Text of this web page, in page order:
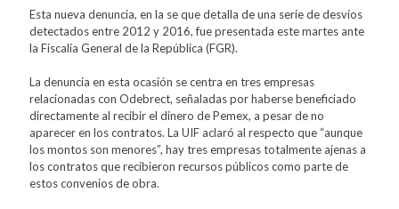
Esta nueva denuncia, en la se que detalla de una serie de desvíos
detectados entre 2012 y 2016, fue presentada este martes ante
la Fiscalía General de la República (FGR).
La denuncia en esta ocasión se centra en tres empresas
relacionadas con Odebrect, señaladas por haberse beneficiado
directamente al recibir el dinero de Pemex, a pesar de no
aparecer en los contratos. La UIF aclaró al respecto que “aunque
los montos son menores”, hay tres empresas totalmente ajenas a
los contratos que recibieron recursos públicos como parte de
estos convenios de obra.